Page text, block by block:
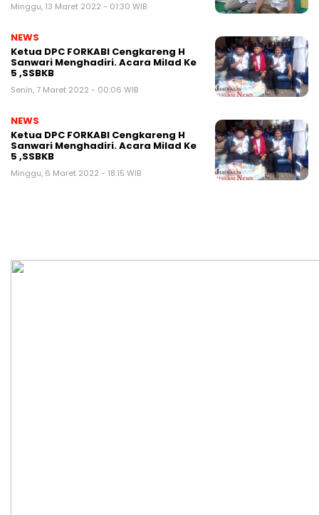
Minggu, 13 Maret 2022 - 01:30 WIB
NEWS
Ketua DPC FORKABI Cengkareng H
Sanwari Menghadiri. Acara Milad Ke
5 ,SSBKB
Senin, 7 Maret 2022 - 00:06 WIB
NEWS
Ketua DPC FORKABI Cengkareng H
Sanwari Menghadiri. Acara Milad Ke
5 ,SSBKB
Minggu, 6 Maret 2022 - 18:15 WIB